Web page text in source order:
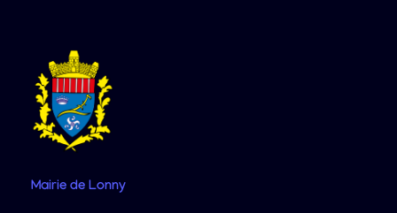
Mairie de Lonny